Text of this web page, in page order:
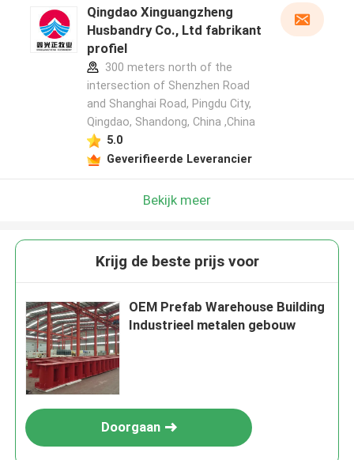
Qingdao Xinguangzheng
Husbandry Co., Ltd fabrikant
profiel
300 meters north of the
intersection of Shenzhen Road
and Shanghai Road, Pingdu City,
Qingdao, Shandong, China ,China
5.0
Geverifieerde Leverancier
Bekijk meer
Krijg de beste prijs voor
OEM Prefab Warehouse Building
Industrieel metalen gebouw
Doorgaan